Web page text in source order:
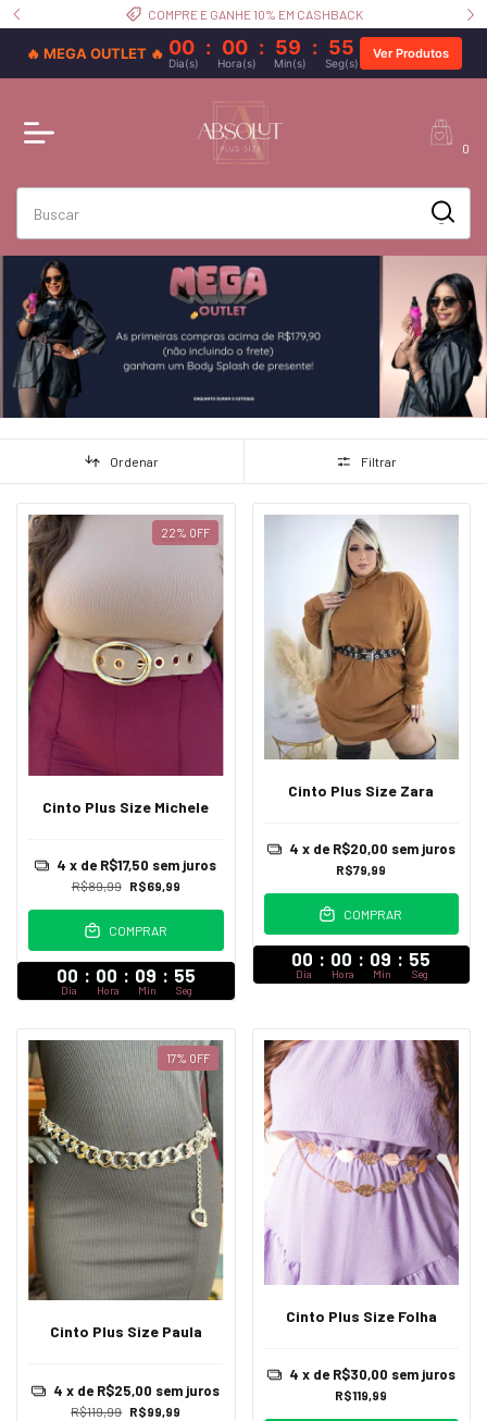
COMPRE E GANHE 10% EM CASHBACK
🔥 MEGA OUTLET 🔥 00 : 00 : 59 : 54
Dia(s) Hora(s) Min(s) Seg(s)
Ver Produtos
0
Ordenar Filtrar
22% OFF
Cinto Plus Size Michele
R$89,99 R$69,99
4 x de R$17,50 sem juros
COMPRAR
00 : 00 : 09 : 54
Dia Hora Min Seg
Cinto Plus Size Zara
R$79,99
4 x de R$20,00 sem juros
COMPRAR
00 : 00 : 09 : 54
Dia Hora Min Seg
17% OFF
Cinto Plus Size Paula
R$119,99 R$99,99
4 x de R$25,00 sem juros
Cinto Plus Size Folha
R$119,99
4 x de R$30,00 sem juros